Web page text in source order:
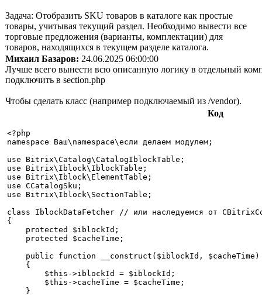
Задача: Отобразить SKU товаров в каталоге как простые
товары, учитывая текущий раздел. Необходимо вывести все
торговые предложения (варианты, комплектации) для
товаров, находящихся в текущем разделе каталога.
Михаил Базаров: 24.06.2025 06:00:00
Лучше всего вынести всю описанную логику в отдельный
подключить в section.php
Чтобы сделать класс (например подключаемый из /vendor).
Код
<?php
namespace Ваш\namespace\если делаем модулем;
use Bitrix\Catalog\CatalogIblockTable;
use Bitrix\Iblock\IblockTable;
use Bitrix\Iblock\ElementTable;
use CCatalogSku;
use Bitrix\Iblock\SectionTable;
class IblockDataFetcher // или наследуемся от
{
protected $iblockId;
protected $cacheTime;
public function __construct($iblockId, $cacheTime)
{
$this->iblockId = $iblockId;
$this->cacheTime = $cacheTime;
}